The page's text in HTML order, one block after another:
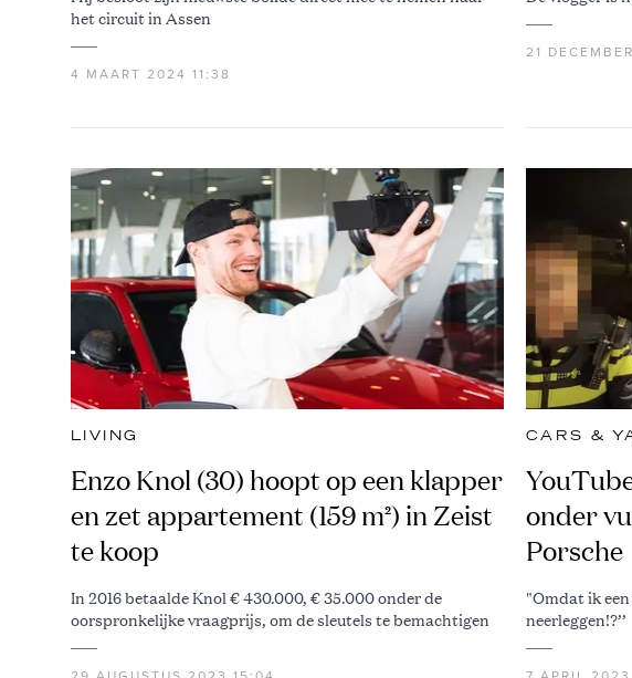
het circuit in Assen
4 MAART 2024 11:38
21
LIVING
Enzo Knol (30) hoopt op een klapper
en zet appartement (159 m²) in Zeist
te koop
In 2016 betaalde Knol € 430.000, € 35.000 onder de
oorspronkelijke vraagprijs, om de sleutels te bemachtigen
CARS &
onder
Porsche
"Omdat ik
neerleggen!?’’